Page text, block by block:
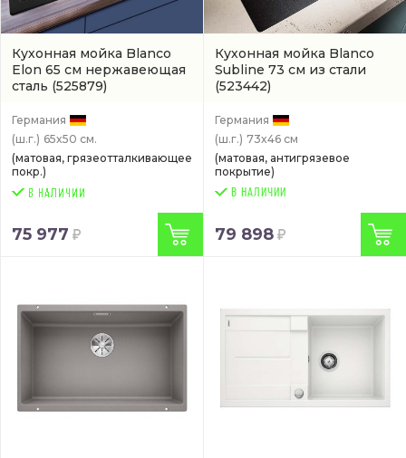
Кухонная мойка Blanco
Elon 65 см нержавеющая
сталь (525879)
Германия
(ш.г.) 65x50 см.
(матовая, грязеотталкивающее
покр.)
75 977
Кухонная мойка Blanco
Subline 73 см из стали
(523442)
Германия
(ш.г.) 73x46 см
(матовая, антигрязевое
покрытие)
В НАЛИЧИИ
79 898